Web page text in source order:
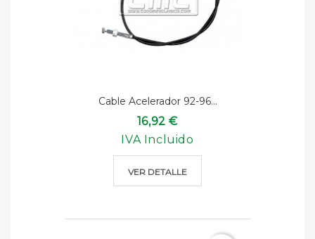
Cable Acelerador 92-96...
16,92 €
IVA Incluido
VER DETALLE